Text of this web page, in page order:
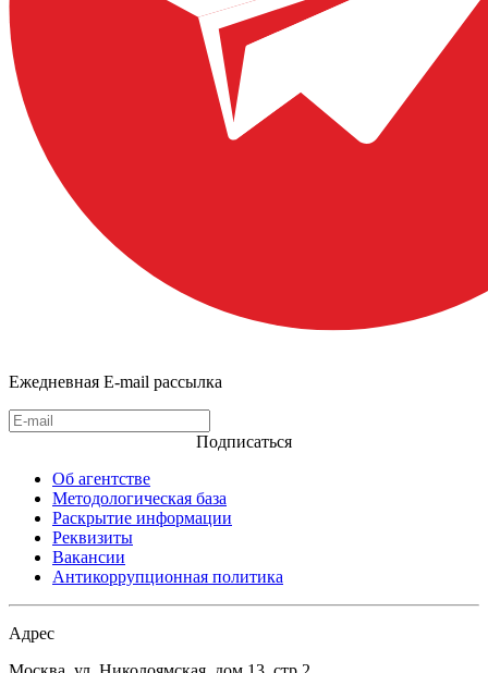
Ежедневная E-mail рассылка
Подписаться
Об агентстве
Методологическая база
Раскрытие информации
Реквизиты
Вакансии
Антикоррупционная политика
Адрес